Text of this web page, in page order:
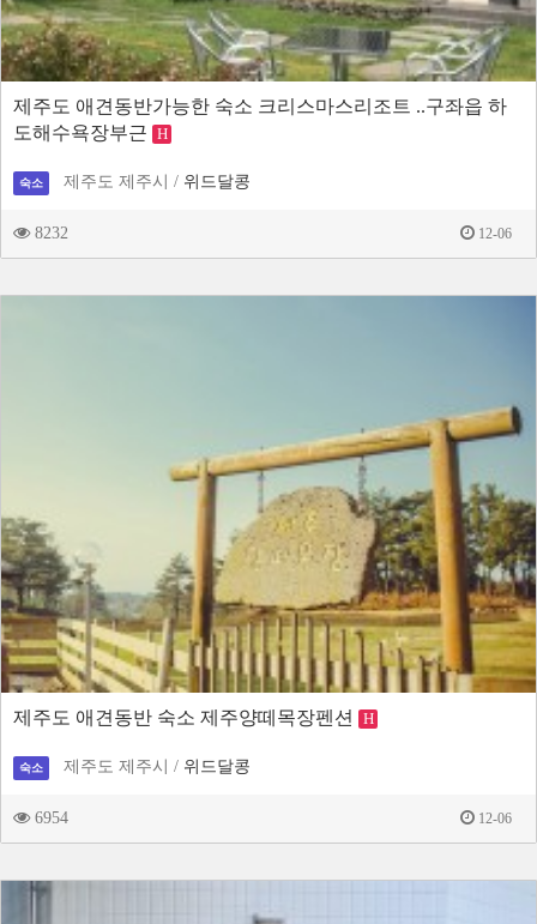
제주도 애견동반가능한 숙소 크리스마스리조트 ..구좌읍 하
도해수욕장부근 H
숙소 제주도 제주시 / 위드달콩
8232 12-06
제주도 애견동반 숙소 제주양떼목장펜션 H
숙소 제주도 제주시 / 위드달콩
6954 12-06